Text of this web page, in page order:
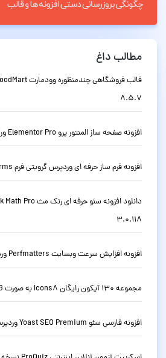
مطالب داغ
8.5.7
افزونه صفحه ساز المنتور پرو Elementor Pro وردپرس نسخه 4.2.1
افزونه فرم ساز حرفه ای وردپرس گرویتی فرم Gravity Forms نسخه 3.0.0
3.0.118
افزونه افزایش سرعت وبسایت Perfmatters وردپرس نسخه 2.6.6
مجموعه 130 آیکون رایگان Icons8 به صورت SVG
افزونه فارسی سئو Yoast SEO Premium وردپرس نسخه حرفه ای 28.1